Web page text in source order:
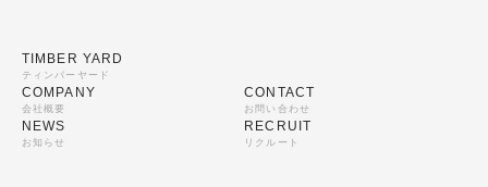
TIMBER YARD
ティンバーヤード
COMPANY
会社概要
NEWS
お知らせ
CONTACT
お問い合わせ
RECRUIT
リクルート